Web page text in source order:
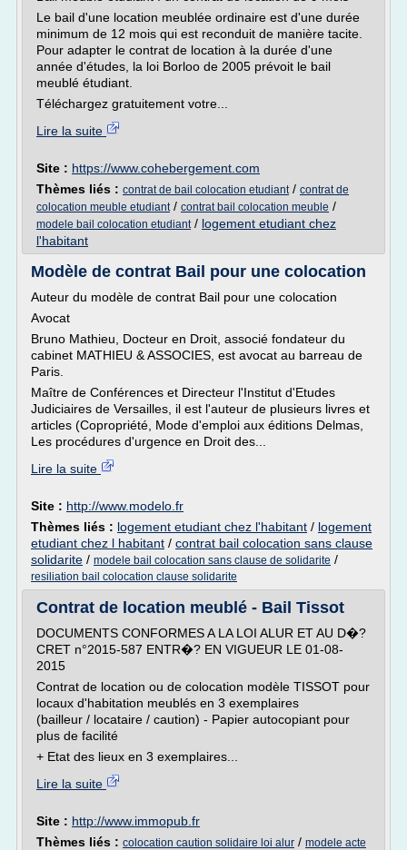
Le bail d'une location meublée ordinaire est d'une durée
minimum de 12 mois qui est reconduit de manière tacite.
Pour adapter le contrat de location à la durée d'une
année d'études, la loi Borloo de 2005 prévoit le bail
meublé étudiant.
Téléchargez gratuitement votre...
Lire la suite
Site : https://www.cohebergement.com
Thèmes liés : contrat de bail colocation etudiant/ contrat de
colocation meuble etudiant/ contrat bail colocation meuble /
modele bail colocation etudiant/ logement etudiant chez
l'habitant
Modèle de contrat Bail pour une colocation
Auteur du modèle de contrat Bail pour une colocation
Avocat
Bruno Mathieu, Docteur en Droit, associé fondateur du
cabinet MATHIEU & ASSOCIES, est avocat au barreau de
Paris.
Maître de Conférences et Directeur l'Institut d'Etudes
Judiciaires de Versailles, il est l'auteur de plusieurs livres et
articles (Copropriété, Mode d'emploi aux éditions Delmas,
Les procédures d'urgence en Droit des...
Lire la suite
Site : http://www.modelo.fr
Thèmes liés : logement etudiant chez l'habitant / logement
etudiant chez l habitant / contrat bail colocation sans clause
solidarite / modele bail colocation sans clause de solidarite /
resiliation bail colocation clause solidarite
Contrat de location meublé - Bail Tissot
DOCUMENTS CONFORMES A LA LOI ALUR ET AU D�?
CRET n°2015-587 ENTR�? EN VIGUEUR LE 01-08-
2015
Contrat de location ou de colocation modèle TISSOT pour
locaux d'habitation meublés en 3 exemplaires
(bailleur / locataire / caution) - Papier autocopiant pour
plus de facilité
+ Etat des lieux en 3 exemplaires...
Lire la suite
Site : http://www.immopub.fr
Thèmes liés : colocation caution solidaire loi alur / modele acte